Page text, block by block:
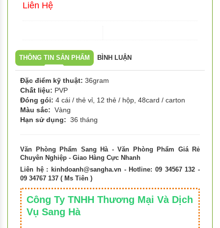
Liên Hệ
THÔNG TIN SẢN PHẨM BÌNH LUẬN
Đặc điểm kỹ thuật: 36gram
Chất liệu: PVP
Đóng gói: 4 cái / thẻ vỉ, 12 thẻ / hộp, 48card / carton
Màu sắc: Vàng
Hạn sử dụng: 36 tháng
Văn Phòng Phẩm Sang Hà - Văn Phòng Phẩm Giá Rẻ
Chuyên Nghiệp - Giao Hàng Cực Nhanh
Liên hệ : kinhdoanh@sangha.vn - Hotline: 09 34567 132 -
09 34767 137 ( Ms Tiên )
Công Ty TNHH Thương Mại Và Dịch
Vụ Sang Hà